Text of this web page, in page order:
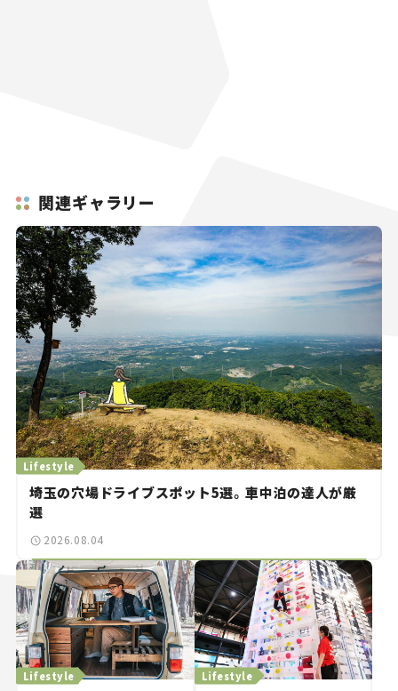
関連ギャラリー
Lifestyle
埼玉の穴場ドライブスポット5選。車中泊の達人が厳
選
2026.08.04
Lifestyle Lifestyle